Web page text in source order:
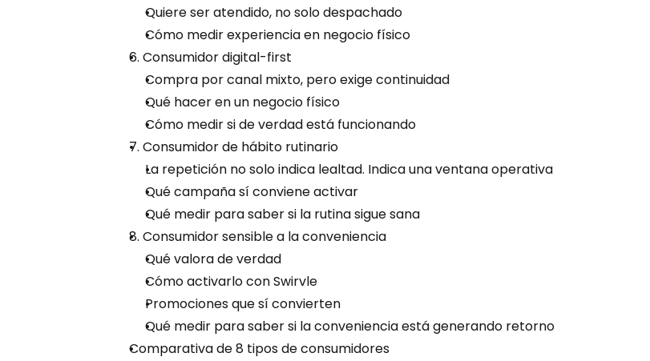
Quiere ser atendido, no solo despachado
Cómo medir experiencia en negocio físico
6. Consumidor digital-first
Compra por canal mixto, pero exige continuidad
Qué hacer en un negocio físico
Cómo medir si de verdad está funcionando
7. Consumidor de hábito rutinario
La repetición no solo indica lealtad. Indica una ventana operativa
Qué campaña sí conviene activar
Qué medir para saber si la rutina sigue sana
8. Consumidor sensible a la conveniencia
Qué valora de verdad
Cómo activarlo con Swirvle
Promociones que sí convierten
Qué medir para saber si la conveniencia está generando retorno
Comparativa de 8 tipos de consumidores